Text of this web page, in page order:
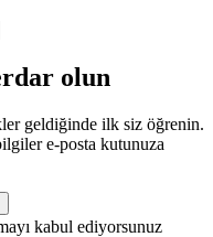
olun
geldiğinde ilk siz öğrenin.
e-posta kutunuza
kabul ediyorsunuz